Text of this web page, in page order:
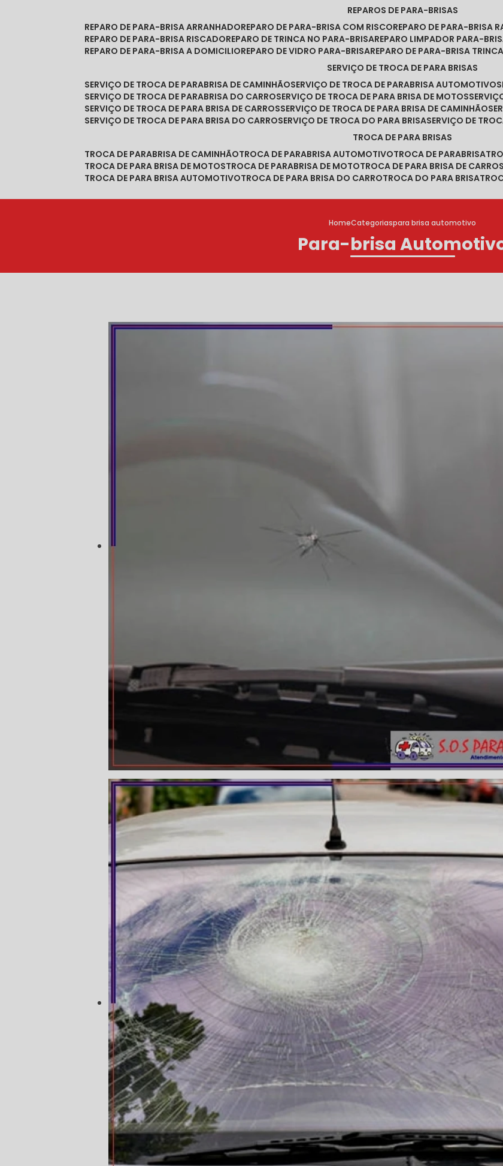
REPAROS DE PARA-BRISAS
REPARO DE PARA-BRISA ARRANHADO REPARO DE PARA-BRISA COM RISCO REPARO DE PARA-BRISA
REPARO DE PARA-BRISA RISCADO REPARO DE TRINCA NO PARA-BRISA REPARO LIMPADOR PARA-
REPARO DE PARA-BRISA A DOMICILIO REPARO DE VIDRO PARA-BRISA REPARO DE PARA-BRISA
SERVIÇO DE TROCA DE PARA BRISAS
SERVIÇO DE TROCA DE PARABRISA DE CAMINHÃO SERVIÇO DE TROCA DE PARABRISA AUTOMOTIVO
SERVIÇO DE TROCA DE PARABRISA DO CARRO SERVIÇO DE TROCA DE PARA BRISA DE MOTOS
SERVIÇO DE TROCA DE PARA BRISA DE CARROS SERVIÇO DE TROCA DE PARA BRISA DE CAMINHÃO
SERVIÇO DE TROCA DE PARA BRISA DO CARRO SERVIÇO DE TROCA DO PARA BRISA SERVIÇO DE
TROCA DE PARA BRISAS
TROCA DE PARABRISA DE CAMINHÃO TROCA DE PARABRISA AUTOMOTIVO TROCA DE PARABRISA
TROCA DE PARA BRISA DE MOTOS TROCA DE PARABRISA DE MOTO TROCA DE PARA BRISA DE CARROS
TROCA DE PARA BRISA AUTOMOTIVO TROCA DE PARA BRISA DO CARRO TROCA DO PARA BRISA
HomeCategoriaspara brisa automotivo
Para-brisa